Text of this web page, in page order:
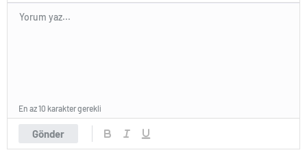
Gönder
En az 10 karakter gerekli